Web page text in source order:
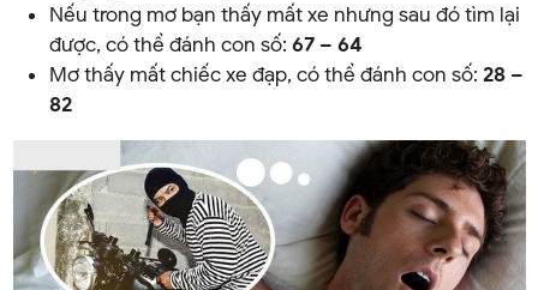
Nếu trong mơ bạn thấy mất xe nhưng sau đó tìm lại
được, có thể đánh con số: 67 – 64
Mơ thấy mất chiếc xe đạp, có thể đánh con số: 28 –
82